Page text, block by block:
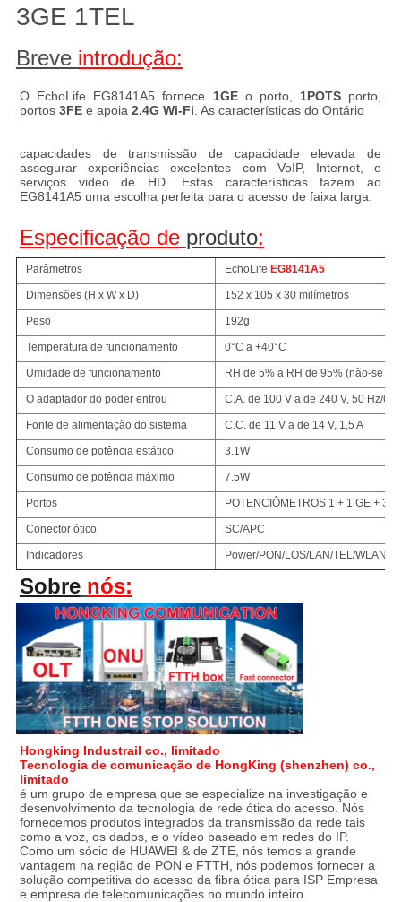
3GE 1TEL
Breve introdução:
O EchoLife EG8141A5 fornece 1GE o porto, 1POTS porto,
portos 3FE e apoia 2.4G Wi-Fi. As características do Ontário
capacidades de transmissão de capacidade elevada de
assegurar experiências excelentes com VoIP, Internet, e
serviços video de HD. Estas características fazem ao
EG8141A5 uma escolha perfeita para o acesso de faixa larga.
Especificação de produto:
Parâmetros EchoLife EG8141A5
Dimensões (H x W x D) 152 x 105 x 30 milímetros
Peso 192g
Temperatura de funcionamento 0°C a +40°C
Umidade de funcionamento RH de 5% a RH de 95% (não-se
O adaptador do poder entrou C.A. de 100 V a de 240 V, 50 Hz/60
Fonte de alimentação do sistema C.C. de 11 V a de 14 V, 1,5 A
Consumo de potência estático 3.1W
Consumo de potência máximo 7.5W
Portos POTENCIÔMETROS 1 + 1 GE + 3
Conector ótico SC/APC
Indicadores Power/PON/LOS/LAN/TEL/WLAN/
Sobre nós:
Hongking Industrail co., limitado
Tecnologia de comunicação de HongKing (shenzhen) co.,
limitado
é um grupo de empresa que se especialize na investigação e
desenvolvimento da tecnologia de rede ótica do acesso. Nós
fornecemos produtos integrados da transmissão da rede tais
como a voz, os dados, e o vídeo baseado em redes do IP.
Como um sócio de HUAWEI & de ZTE, nós temos a grande
vantagem na região de PON e FTTH, nós podemos fornecer a
solução competitiva do acesso da fibra ótica para ISP Empresa
e empresa de telecomunicações no mundo inteiro.